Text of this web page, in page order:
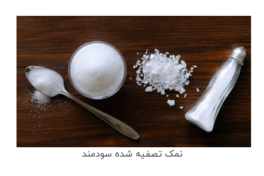
نمک تصفیه شده سودمند